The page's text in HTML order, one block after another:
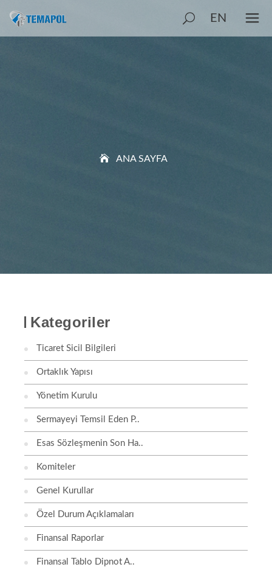
EN
ANA SAYFA
Kategoriler
Ticaret Sicil Bilgileri
Ortaklık Yapısı
Yönetim Kurulu
Sermayeyi Temsil Eden P..
Esas Sözleşmenin Son Ha..
Komiteler
Genel Kurullar
Özel Durum Açıklamaları
Finansal Raporlar
Finansal Tablo Dipnot A..